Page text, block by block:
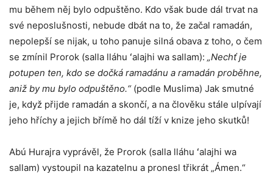
mu během něj bylo odpuštěno. Kdo však bude dál trvat na
své neposlušnosti, nebude dbát na to, že začal ramadán,
nepolepší se nijak, u toho panuje silná obava z toho, o čem
se zmínil Prorok (salla lláhu ʻalajhi wa sallam): „Nechť je
potupen ten, kdo se dočká ramadánu a ramadán proběhne,
aniž by mu bylo odpuštěno.“(podle Muslima) Jak smutné
je, když přijde ramadán a skončí, a na člověku stále ulpívají
jeho hříchy a jejich břímě ho dál tíží v knize jeho skutků!
Abú Hurajra vyprávěl, že Prorok (salla lláhu ʻalajhi wa
sallam) vystoupil na kazatelnu a pronesl třikrát „Ámen.“